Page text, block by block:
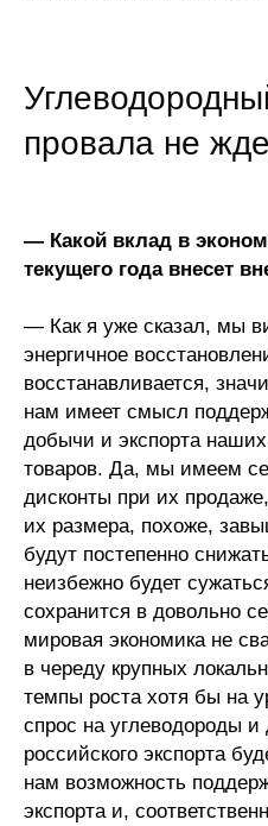
провала не
— Какой вклад в
текущего года внесет
— Как я уже сказал, мы
энергичное
восстанавливается,
нам имеет смысл
добычи и экспорта
товаров. Да, мы имеем
дисконты при их
их размера, похоже,
будут постепенно
неизбежно будет
сохранится в довольно
мировая экономика не
в череду крупных
темпы роста хотя бы на
спрос на углеводороды
российского экспорта
нам возможность
экспорта и,